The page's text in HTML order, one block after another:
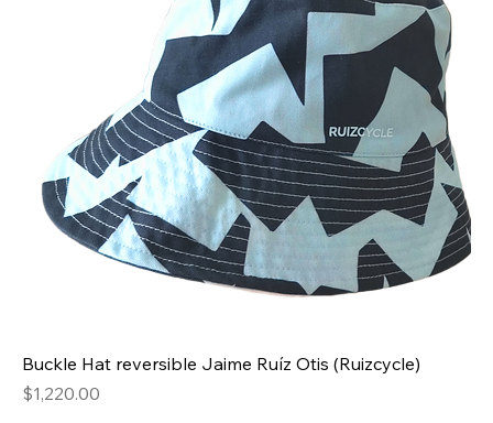
Buckle Hat reversible Jaime Ruíz Otis (Ruizcycle)
Precio
$1,220.00